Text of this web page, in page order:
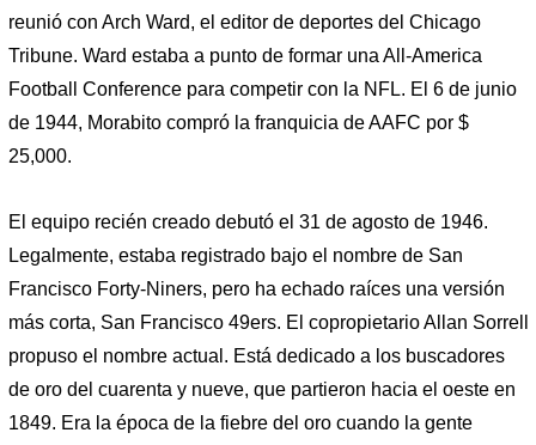
reunió con Arch Ward, el editor de deportes del Chicago
Tribune. Ward estaba a punto de formar una All-America
Football Conference para competir con la NFL. El 6 de junio
de 1944, Morabito compró la franquicia de AAFC por $
25,000.
El equipo recién creado debutó el 31 de agosto de 1946.
Legalmente, estaba registrado bajo el nombre de San
Francisco Forty-Niners, pero ha echado raíces una versión
más corta, San Francisco 49ers. El copropietario Allan Sorrell
propuso el nombre actual. Está dedicado a los buscadores
de oro del cuarenta y nueve, que partieron hacia el oeste en
1849. Era la época de la fiebre del oro cuando la gente